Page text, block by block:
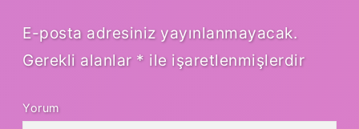
E-posta adresiniz yayınlanmayacak.
Gerekli alanlar * ile işaretlenmişlerdir
Yorum